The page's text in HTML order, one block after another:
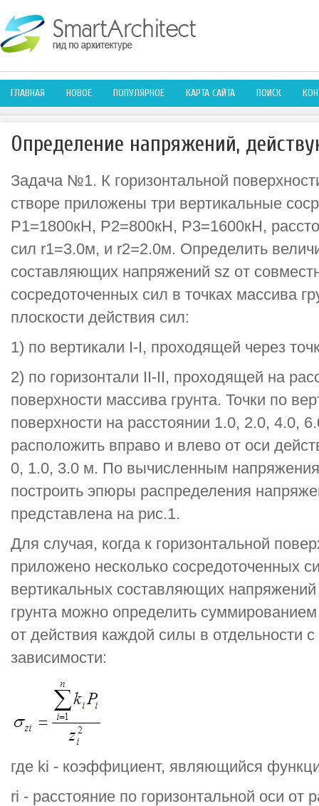
ГЛАВНАЯ НОВОЕ ПОПУЛЯРНОЕ КАРТА САЙТА ПОИСК
Определение напряжений,
Задача №1. К горизонтальной
створе приложены три вертикальные
P1=1800кН, Р2=800кН, Р3=1600кН,
сил r1=3.0м, и r2=2.0м. Определить
составляющих напряжений sz от
сосредоточенных сил в точках массива
плоскости действия сил:
1) по вертикали I-I, проходящей через
2) по горизонтали II-II, проходящей на
поверхности массива грунта. Точки по
поверхности на расстоянии 1.0, 2.0, 4.0,
расположить вправо и влево от оси
0, 1.0, 3.0 м. По вычисленным
построить эпюры распределения
представлена на рис.1.
Для случая, когда к горизонтальной
приложено несколько сосредоточенных
вертикальных составляющих
грунта можно определить
от действия каждой силы в отдельности
зависимости:
где ki - коэффициент, являющийся
ri - расстояние по горизонтальной оси от